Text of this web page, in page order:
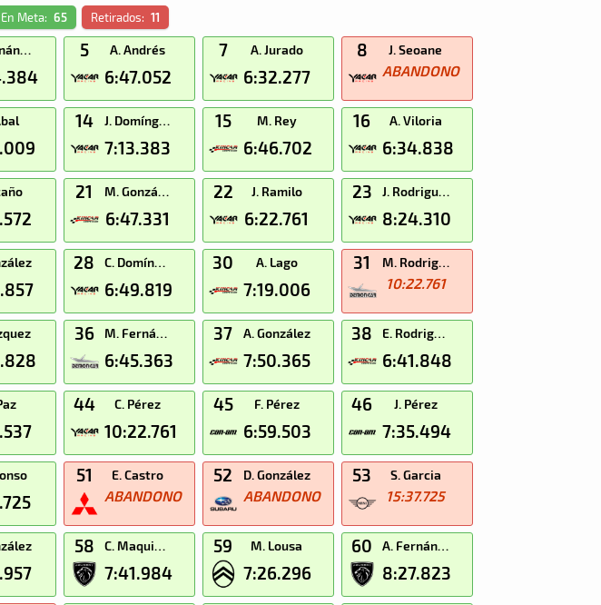
En Meta: 65 Retirados: 11
V. Fernández 5 A. Andrés
6:47.052
7 A. Jurado
6:32.277
8 J. Seoane
ABANDONO
14 J. Domínguez
7:13.383
15 M. Rey
6:46.702
16 A. Viloria
6:34.838
21 M. González
6:47.331
22 J. Ramilo
6:22.761
23 J. Rodriguez
8:24.310
28 C. Domínguez
6:49.819
30 A. Lago
7:19.006
31 M. Rodriguez
10:22.761
36 M. Fernández
6:45.363
37 A. González
7:50.365
38 E. Rodriguez
6:41.848
44 C. Pérez
10:22.761
45 F. Pérez
6:59.503
46 J. Pérez
7:35.494
51 E. Castro
ABANDONO
52 D. González
ABANDONO
53 S. Garcia
15:37.725
58 C. Maquieira
7:41.984
59 M. Lousa
7:26.296
60 A. Fernández
8:27.823